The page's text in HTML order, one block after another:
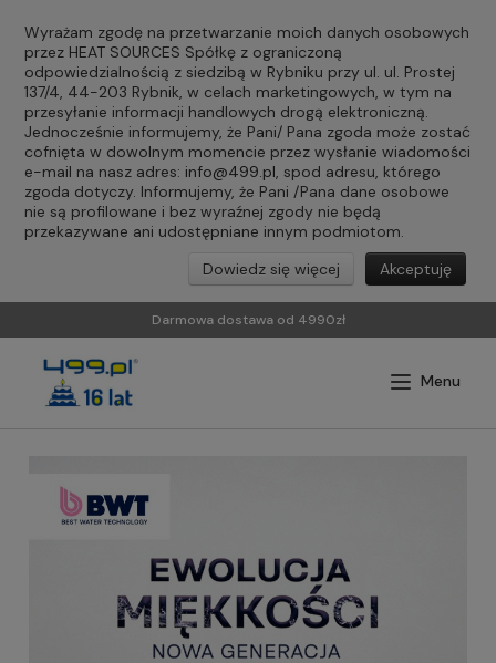
Wyrażam zgodę na przetwarzanie moich danych osobowych
przez HEAT SOURCES Spółkę z ograniczoną
odpowiedzialnością z siedzibą w Rybniku przy ul. ul. Prostej
137/4, 44-203 Rybnik, w celach marketingowych, w tym na
przesyłanie informacji handlowych drogą elektroniczną.
Jednocześnie informujemy, że Pani/ Pana zgoda może zostać
cofnięta w dowolnym momencie przez wysłanie wiadomości
e-mail na nasz adres: info@499.pl, spod adresu, którego
zgoda dotyczy. Informujemy, że Pani /Pana dane osobowe
nie są profilowane i bez wyraźnej zgody nie będą
przekazywane ani udostępniane innym podmiotom.
Akceptuję
Dowiedz się więcej
Darmowa dostawa od 4990zł